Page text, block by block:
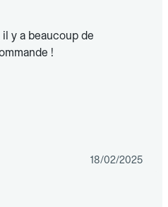
y a beaucoup de
!
18/02/2025